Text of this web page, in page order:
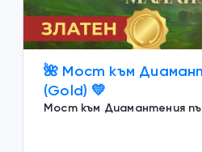
🌺 Мост към
(Gold) 💛
Мост към Диамантения